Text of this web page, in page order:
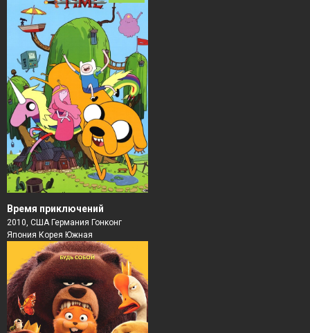
Время приключений
2010, США Германия Гонконг
Япония Корея Южная